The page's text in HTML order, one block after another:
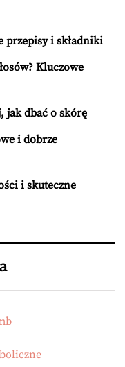
przepisy i składniki
Kluczowe
jak dbać o skórę
i dobrze
i skuteczne